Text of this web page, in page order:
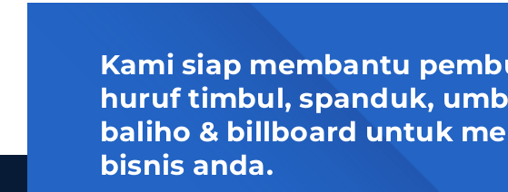
Kami siap membantu
huruf timbul, spanduk,
baliho & billboard untuk
bisnis anda.